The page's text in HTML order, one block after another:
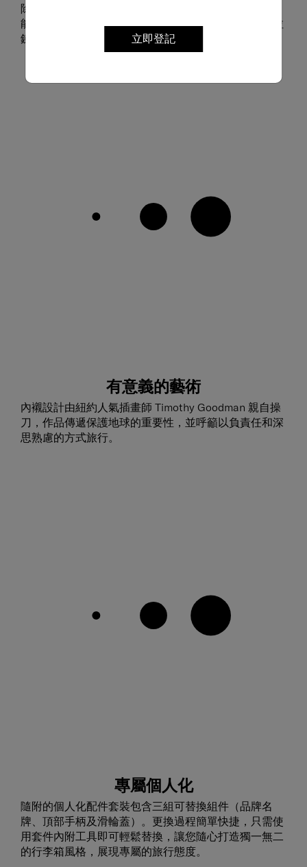
立即登記
除了時尚外型，TOIIS L Spinner 亦配備多項貼心功
能，包括滾珠軸承雙滑輪，確保拖行順暢流暢。防盜拉
鍊與 TSA 密碼鎖，為您的旅程提供安心保障。
有意義的藝術
內襯設計由紐約人氣插畫師 Timothy Goodman 親自操
刀，作品傳遞保護地球的重要性，並呼籲以負責任和深
思熟慮的方式旅行。
專屬個人化
隨附的個人化配件套裝包含三組可替換組件（品牌名
牌、頂部手柄及滑輪蓋）。更換過程簡單快捷，只需使
用套件內附工具即可輕鬆替換，讓您隨心打造獨一無二
的行李箱風格，展現專屬的旅行態度。